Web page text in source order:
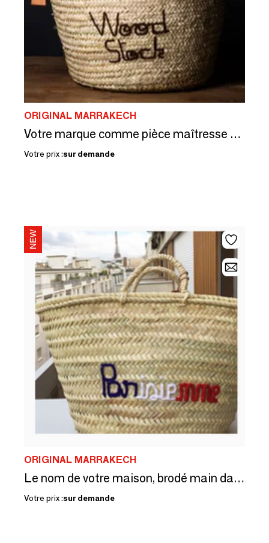
ORIGINAL MARRAKECH
Votre marque comme pièce maîtresse — brodée main, 26 couleurs
Votre prix :sur demande
ORIGINAL MARRAKECH
Le nom de votre maison, brodé main dans vos couleurs
Votre prix :sur demande